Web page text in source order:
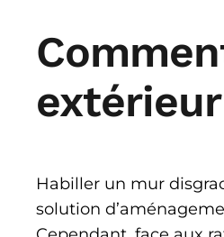
Habiller un mur
solution